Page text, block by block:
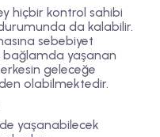
hiçbir kontrol sahibi
da kalabilir.
sebebiyet
bağlamda yaşanan
geleceğe
olabilmektedir.
yaşanabilecek